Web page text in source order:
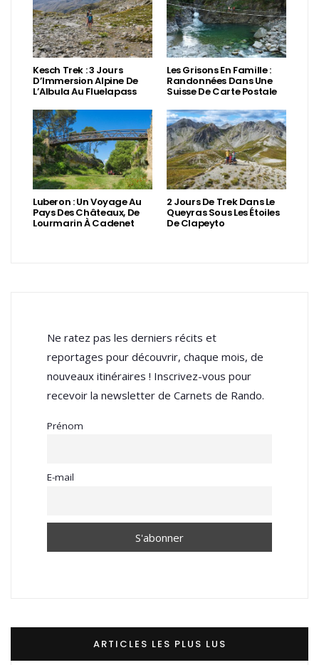
Kesch Trek : 3 Jours
D’Immersion Alpine De
L’Albula Au Fluelapass
Les Grisons En Famille :
Randonnées Dans Une
Suisse De Carte Postale
Luberon : Un Voyage Au
Pays Des Châteaux, De
Lourmarin À Cadenet
2 Jours De Trek Dans Le
Queyras Sous Les Étoiles
De Clapeyto
Ne ratez pas les derniers récits et
reportages pour découvrir, chaque mois, de
nouveaux itinéraires ! Inscrivez-vous pour
recevoir la newsletter de Carnets de Rando.
Prénom
E-mail
ARTICLES LES PLUS LUS